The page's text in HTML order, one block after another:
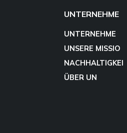
UNTERNEHME
UNTERNEHME
UNSERE MISSIO
NACHHALTIGKEI
ÜBER UN